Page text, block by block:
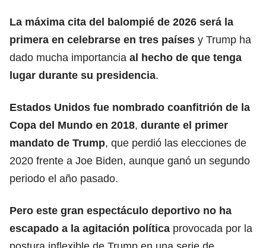
La máxima cita del balompié de 2026 será la
primera en celebrarse en tres países y Trump ha
dado mucha importancia al hecho de que tenga
lugar durante su presidencia.
Estados Unidos fue nombrado coanfitrión de la
Copa del Mundo en 2018, durante el primer
mandato de Trump, que perdió las elecciones de
2020 frente a Joe Biden, aunque ganó un segundo
periodo el año pasado.
Pero este gran espectáculo deportivo no ha
escapado a la agitación política provocada por la